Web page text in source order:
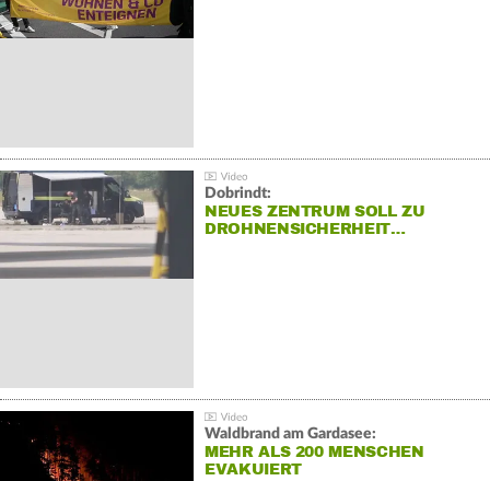
Dobrindt:
NEUES ZENTRUM SOLL ZU
DROHNENSICHERHEIT…
Waldbrand am Gardasee:
MEHR ALS 200 MENSCHEN
EVAKUIERT